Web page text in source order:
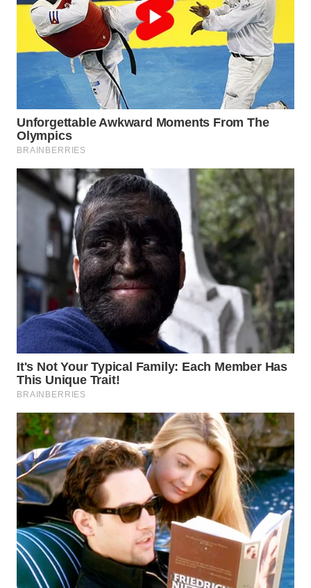
WN
MANDALIKA
WN
LIKUPANG
WN
LABUANBAJO
WN
BORNEO
Media
WAHANA
NEWS
WAHANA
TANI
WAHANA
WAHANA
INFRASTRUKTUR
WAHANA
KONSUMEN
WAHANA
LISTRIK